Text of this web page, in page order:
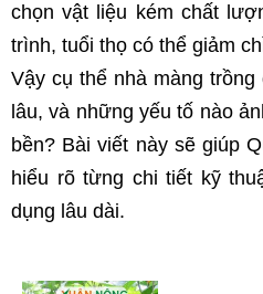
chọn vật liệu kém chất
trình, tuổi thọ có thể giảm
Vậy cụ thể nhà màng
lâu, và những yếu tố nào
bền? Bài viết này sẽ giúp
hiểu rõ từng chi tiết kỹ
dụng lâu dài.